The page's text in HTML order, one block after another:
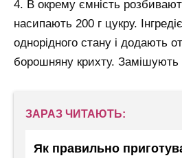
4. В окрему ємність
насипають 200 г цукру.
однорідного стану і додають
борошняну крихту. Замішують
ЗАРАЗ ЧИТАЮТЬ:
Як правильно